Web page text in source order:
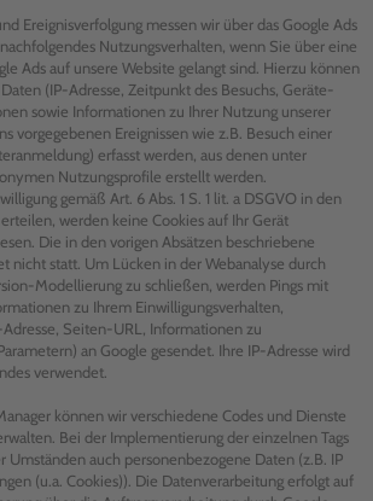
Ereignisverfolgung messen wir über das Google Ads
Nutzungsverhalten, wenn Sie über eine
Ads auf unsere Website gelangt sind. Hierzu können
(IP-Adresse, Zeitpunkt des Besuchs, Geräte-
sowie Informationen zu Ihrer Nutzung unserer
vorgegebenen Ereignissen wie z.B. Besuch einer
erfasst werden, aus denen unter
Nutzungsprofile erstellt werden.
gemäß Art. 6 Abs. 1 S. 1 lit. a DSGVO in den
werden keine Cookies auf Ihr Gerät
Die in den vorigen Absätzen beschriebene
nicht statt. Um Lücken in der Webanalyse durch
Modellierung zu schließen, werden Pings mit
zu Ihrem Einwilligungsverhalten,
Seiten-URL, Informationen zu
an Google gesendet. Ihre IP-Adresse wird
verwendet.
können wir verschiedene Codes und Dienste
Bei der Implementierung der einzelnen Tags
Umständen auch personenbezogene Daten (z.B. IP
(u.a. Cookies)). Die Datenverarbeitung erfolgt auf